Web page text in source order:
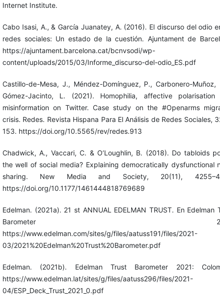
Internet Institute.
Cabo Isasi, A., & García Juanatey, A. (2016). El discurso del odio
redes sociales: Un estado de la cuestión. Ajuntament de
https://ajuntament.barcelona.cat/bcnvsodi/wp-
content/uploads/2015/03/Informe_discurso-del-odio_ES.pdf
Castillo-de-Mesa, J., Méndez-Domínguez, P., Carbonero-Muñoz,
Gómez-Jacinto, L. (2021). Homophilia, affective polarisation
misinformation on Twitter. Case study on the #Openarms
crisis. Redes. Revista Hispana Para El Análisis de Redes Sociales,
153. https://doi.org/10.5565/rev/redes.913
Chadwick, A., Vaccari, C. & O’Loughlin, B. (2018). Do tabloids
the well of social media? Explaining democratically dysfunctional
sharing. New Media and Society, 20(11),
https://doi.org/10.1177/1461444818769689
Edelman. (2021a). 21 st ANNUAL EDELMAN TRUST. En Edelman
Barometer
https://www.edelman.com/sites/g/files/aatuss191/files/2021-
03/2021%20Edelman%20Trust%20Barometer.pdf
Edelman. (2021b). Edelman Trust Barometer 2021:
https://www.edelman.lat/sites/g/files/aatuss296/files/2021-
04/ESP_Deck_Trust_2021_0.pdf